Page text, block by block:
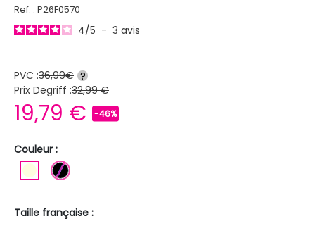
Ref. : P26F0570
4/5 - 3 avis
PVC :36,99€ ?
Prix Degriff :32,99 €
19,79 € -46%
Couleur :
BLANC ECRU
NOIR
Taille française :